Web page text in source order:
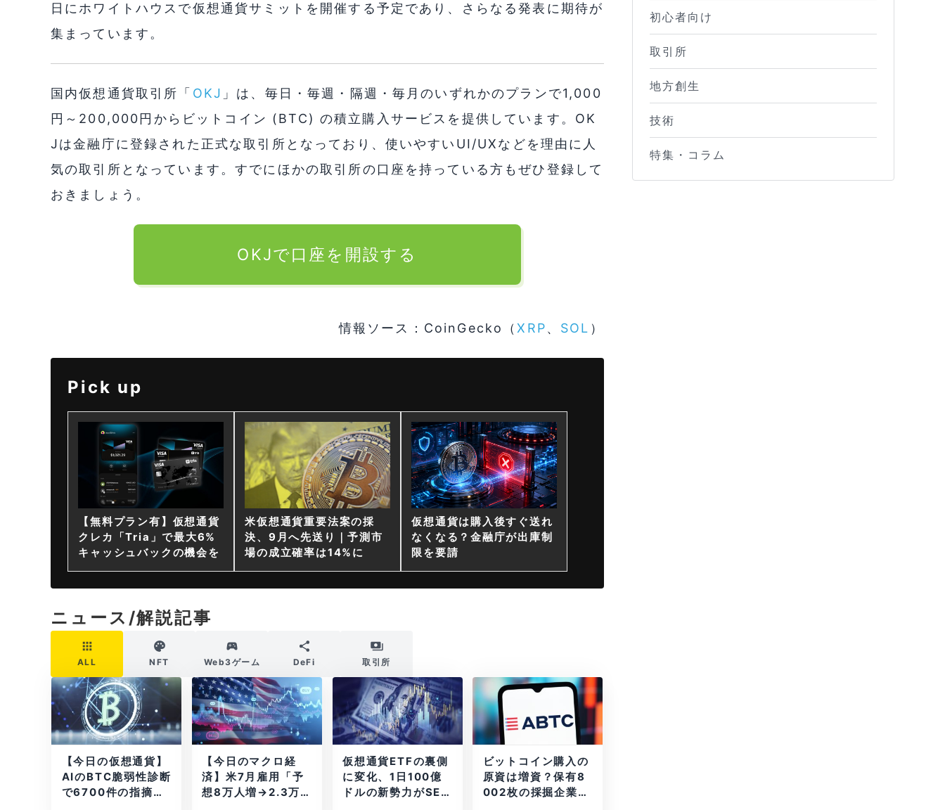
日にホワイトハウスで仮想通貨サミットを開催する予定であり、さらなる発表に期待が
集まっています。
国内仮想通貨取引所「 OKJ 」は、毎日・毎週・隔週・毎月のいずれかのプランで1,000
円～200,000円からビットコイン (BTC) の積立購入サービスを提供しています。OK
Jは金融庁に登録された正式な取引所となっており、使いやすいUI/UXなどを理由に人
気の取引所となっています。すでにほかの取引所の口座を持っている方もぜひ登録して
おきましょう。
OKJで口座を開設する
情報ソース：CoinGecko（XRP、 SOL ）
Pick up
【無料プラン有】仮想通貨
クレカ「Tria」で最大6%
キャッシュバックの機会を
米仮想通貨重要法案の採
決、9月へ先送り｜予測市
場の成立確率は14%に
仮想通貨は購入後すぐ送れ
なくなる？金融庁が出庫制
限を要請
ニュース/解説記事
ALL NFT Web3ゲーム DeFi 取引所
【今日の仮想通貨】
AIのBTC脆弱性診断
で6700件の指摘。
【今日のマクロ経
済】米7月雇用「予
想8万人増→2.3万
仮想通貨ETFの裏側
に変化、1日100億
ドルの新勢力がSEC
ビットコイン購入の
原資は増資？保有8
002枚の採掘企業の
初心者向け
取引所
地方創生
技術
特集・コラム